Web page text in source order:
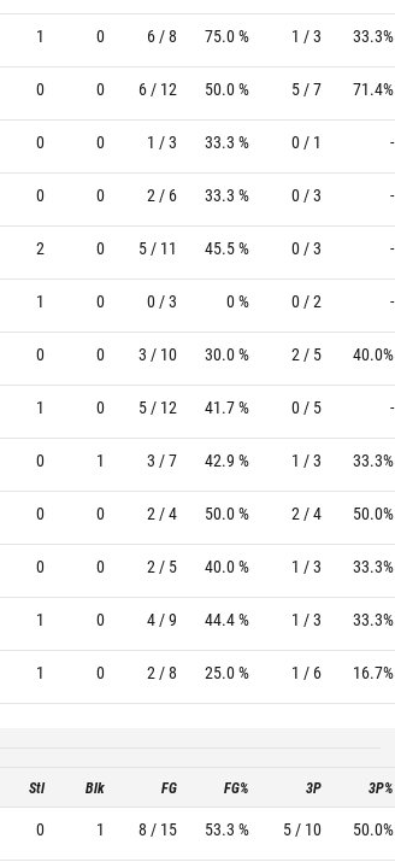
1 0 6 / 8 75.0 % 1 / 3 33.3%
0 0 6 / 12 50.0 % 5 / 7 71.4%
0 0 1 / 3 33.3 % 0 / 1 -
0 0 2 / 6 33.3 % 0 / 3 -
2 0 5 / 11 45.5 % 0 / 3 -
1 0 0 / 3 0 % 0 / 2 -
0 0 3 / 10 30.0 % 2 / 5 40.0%
1 0 5 / 12 41.7 % 0 / 5 -
0 1 3 / 7 42.9 % 1 / 3 33.3%
0 0 2 / 4 50.0 % 2 / 4 50.0%
0 0 2 / 5 40.0 % 1 / 3 33.3%
1 0 4 / 9 44.4 % 1 / 3 33.3%
1 0 2 / 8 25.0 % 1 / 6 16.7%
Stl Blk FG FG% 3P 3P%
0 1 8 / 15 53.3 % 5 / 10 50.0%